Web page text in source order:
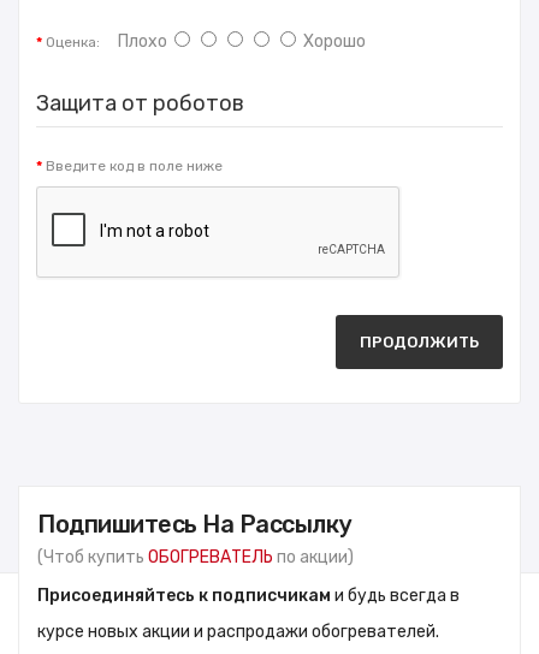
Оценка: Плохо Хорошо
Защита от роботов
Введите код в поле ниже
ПРОДОЛЖИТЬ
Подпишитесь На Рассылку
(Чтоб купить ОБОГРЕВАТЕЛЬ по акции)
Присоединяйтесь к подписчикам и будь всегда в
курсе новых акции и распродажи обогревателей.